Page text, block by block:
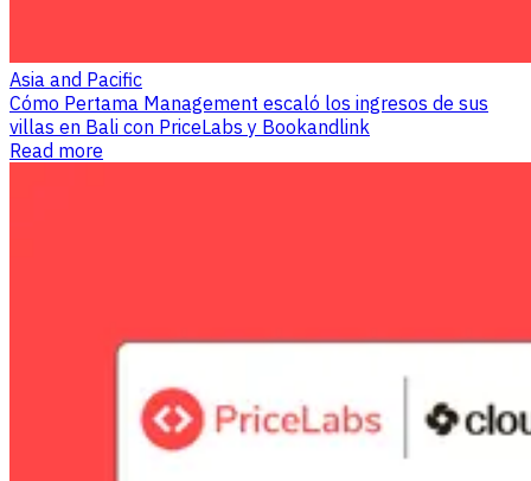
Asia and Pacific
Cómo Pertama Management escaló los ingresos de sus
villas en Bali con PriceLabs y Bookandlink
Read more